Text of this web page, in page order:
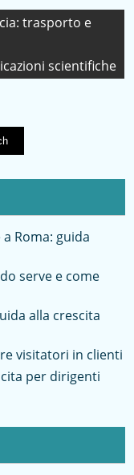
trasporto e
scientifiche
Roma: guida
serve e come
alla crescita
visitatori in clienti
per dirigenti